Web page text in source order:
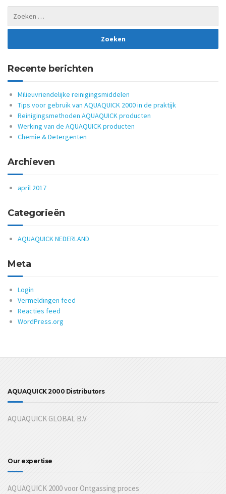
Recente berichten
Milieuvriendelijke reinigingsmiddelen
Tips voor gebruik van AQUAQUICK 2000 in de praktijk
Reinigingsmethoden AQUAQUICK producten
Werking van de AQUAQUICK producten
Chemie & Detergenten
Archieven
april 2017
Categorieën
AQUAQUICK NEDERLAND
Meta
Login
Vermeldingen feed
Reacties feed
WordPress.org
AQUAQUICK 2000 Distributors
AQUAQUICK GLOBAL B.V
Our expertise
AQUAQUICK 2000 voor Ontgassing proces